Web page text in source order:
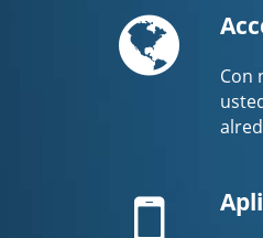
Globe
Con
Mobile